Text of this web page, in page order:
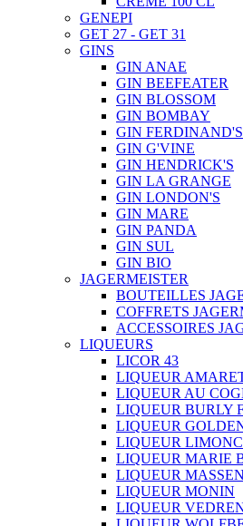
GENEPI
GET 27 - GET 31
GINS
GIN ANAE
GIN BEEFEATER
GIN BLOSSOM
GIN BOMBAY
GIN FERDINAND'S
GIN G'VINE
GIN HENDRICK'S
GIN LA GRANGE
GIN LONDON'S
GIN MARE
GIN PANDA
GIN SUL
GIN BIO
JAGERMEISTER
BOUTEILLES
COFFRETS
ACCESSOIRES
LIQUEURS
LICOR 43
LIQUEUR
LIQUEUR AU
LIQUEUR BURLY
LIQUEUR
LIQUEUR
LIQUEUR MARIE
LIQUEUR
LIQUEUR MONIN
LIQUEUR